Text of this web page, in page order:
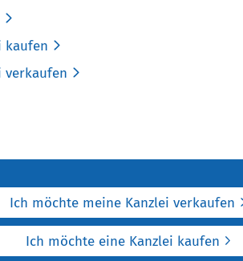
kaufen
verkaufen
Ich möchte meine Kanzlei verkaufen
Ich möchte eine Kanzlei kaufen